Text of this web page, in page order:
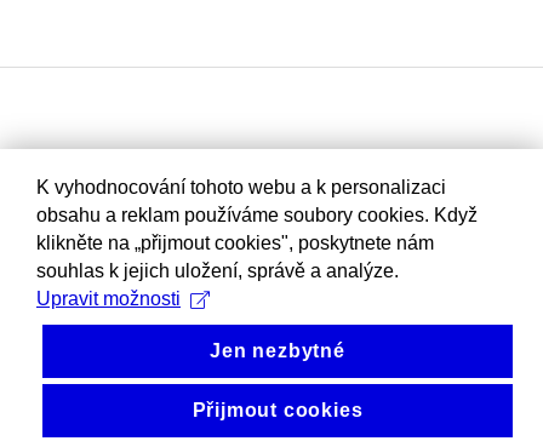
K vyhodnocování tohoto webu a k personalizaci
obsahu a reklam používáme soubory cookies. Když
klikněte na „přijmout cookies", poskytnete nám
souhlas k jejich uložení, správě a analýze.
Upravit možnosti
Jen nezbytné
Přijmout cookies